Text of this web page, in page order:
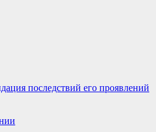
последствий его проявлений